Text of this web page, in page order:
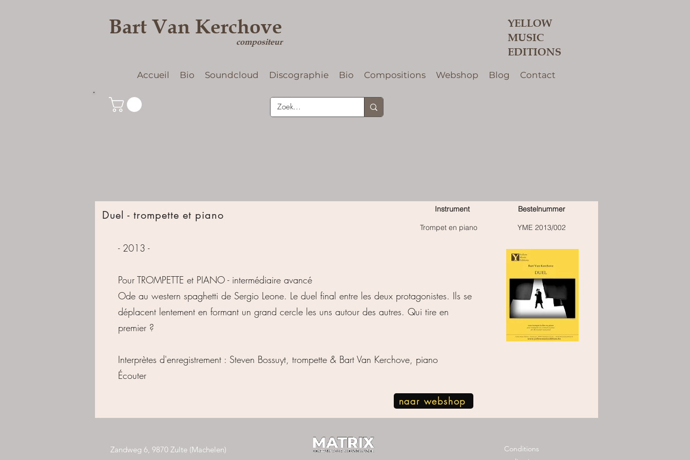
Bart Van Kerchove
compositeur
YELLOW
MUSIC
EDITIONS
Accueil Bio Soundcloud Discographie Bio Compositions Webshop Blog Contact
Duel - trompette et piano Instrument
Bestelnummer
YME 2013/002
- 2013 -
Pour TROMPETTE et PIANO - intermédiaire avancé
Ode au western spaghetti de Sergio Leone. Le duel final entre les deux protagonistes. Ils se
déplacent lentement en formant un grand cercle les uns autour des autres. Qui tire en
premier ?
Interprètes d'enregistrement : Steven Bossuyt, trompette & Bart Van Kerchove, piano
Écouter
Trompet en piano
naar webshop
Zandweg 6, 9870 Zulte (Machelen)
Conditions